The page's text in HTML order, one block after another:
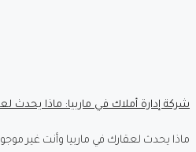
شركة إدارة أملاك في ماربيا: ماذا يحدث
ماذا يحدث لعقارك في ماربيا وأنت غير